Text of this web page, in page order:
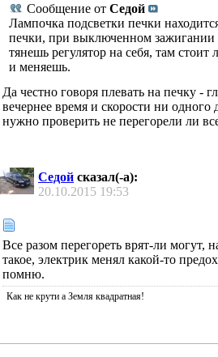
Сообщение от Седой
Лампочка подсветки печки
печки, при выключенном зажигании
тянешь регулятор на себя, там стоит
и меняешь.
Да честно говоря плевать на печку -
вечернее время и скорости ни
нужно проверить не перегорели ли
Седой сказал(-а):
20.10.2015 19:53
Все разом перегореть врят-ли
такое, электрик менял какой-то
помню.
Как не крути а Земля квадратная!